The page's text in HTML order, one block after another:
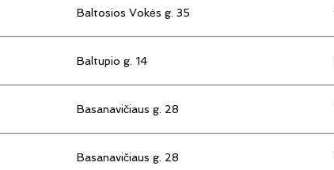
Baltosios Vokės g. 35
Baltupio g. 14
Basanavičiaus g. 28
Basanavičiaus g. 28